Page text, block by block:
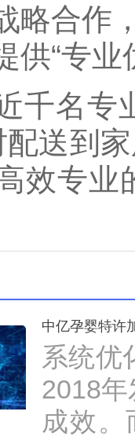
略合作
供“专
名专业
送到
效专业
中亿孕婴特许
系统优
2018
成效